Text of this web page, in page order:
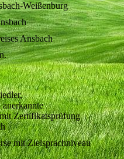
Weißenburg
Ansbach
Zertifikatsprüfung
mit Zielsprachniveau